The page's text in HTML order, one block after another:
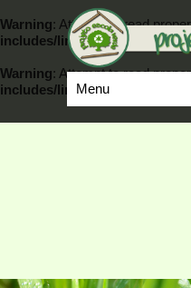
Warning: Attempt to read
includes/link-template.phpon
Warning: Attempt to read
includes/link-template.php
Menu